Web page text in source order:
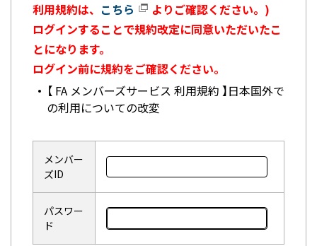
利用規約は、 こちら
よりご確認ください。)
ログインすることで規約改定に同意いただいたこ
とになります。
ログイン前に規約をご確認ください。
【 FA メンバーズサービス 利用規約 】日本国外で
の利用についての改変
メンバー
ズID
パスワー
ド